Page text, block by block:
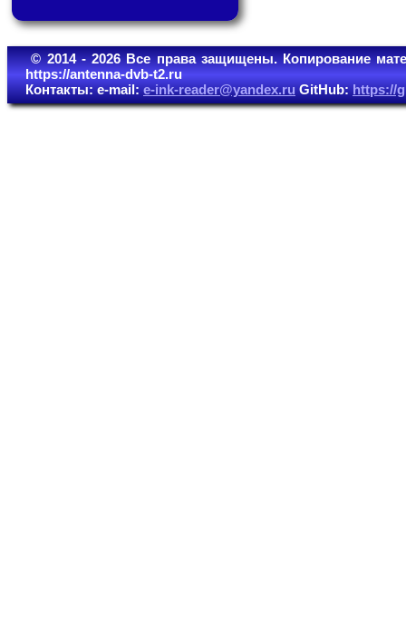
© 2014 - 2026 Все права защищены. Копирование
https://antenna-dvb-t2.ru
Контакты: e-mail:e-ink-reader@yandex.ruGitHub:https://